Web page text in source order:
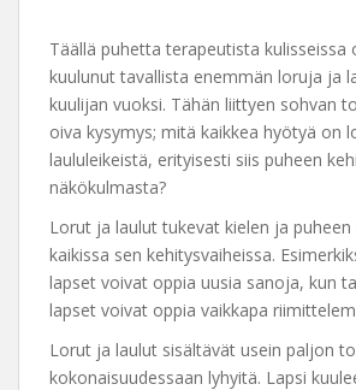
Täällä puhetta terapeutista kulisseissa
kuulunut tavallista enemmän loruja ja
kuulijan vuoksi. Tähän liittyen sohvan
oiva kysymys; mitä kaikkea hyötyä on
laululeikeistä, erityisesti siis puheen
näkökulmasta?
Lorut ja laulut tukevat kielen ja puheen
kaikissa sen kehitysvaiheissa.
lapset voivat oppia uusia sanoja, kun
lapset voivat oppia vaikkapa
Lorut ja laulut sisältävät usein paljon
kokonaisuudessaan lyhyitä. Lapsi